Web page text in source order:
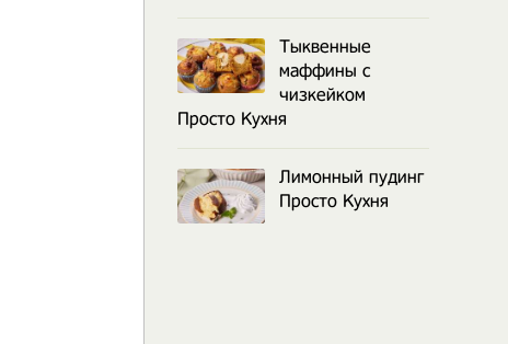
Тыквенные
маффины с
чизкейком
Просто Кухня
Лимонный пудинг
Просто Кухня